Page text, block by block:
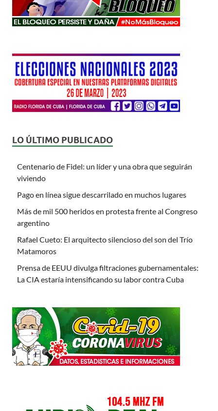
LO ÚLTIMO PUBLICADO
Centenario de Fidel: un líder y una obra que seguirán
viviendo
Pago en línea sigue descarrilado en muchos lugares
Más de mil 500 heridos en protesta frente al Congreso
argentino
Rafael Cueto: El arquitecto silencioso del son del Trío
Matamoros
Prensa de EEUU divulga filtraciones gubernamentales:
La CIA estaría intensificando su labor contra Cuba